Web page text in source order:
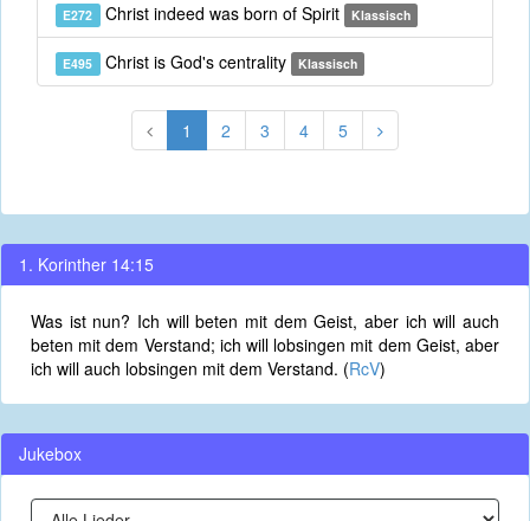
E272 Christ indeed was born of Spirit Klassisch
E495 Christ is God's centrality Klassisch
1 2 3 4 5
1. Korinther 14:15
Was ist nun? Ich will beten mit dem Geist, aber ich will auch
beten mit dem Verstand; ich will lobsingen mit dem Geist, aber
ich will auch lobsingen mit dem Verstand. (RcV)
Jukebox